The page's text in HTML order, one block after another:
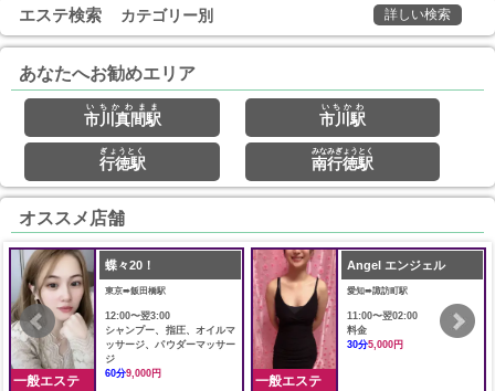
エステ検索 カテゴリー別 詳しい検索
あなたへお勧めエリア
市川真間駅
いちかわまま
市川駅
いちかわ
行徳駅
ぎょうとく
南行徳駅
みなみぎょうとく
オススメ店舗
一般エステ
蝶々20！
東京➠飯田橋駅
12:00〜翌3:00
シャンプー、指圧、オイルマ
ッサージ、パウダーマッサー
ジ
60分9,000円 一般エステ
Angel エンジェル
愛知➠諏訪町駅
11:00〜翌02:00
料金
30分5,000円